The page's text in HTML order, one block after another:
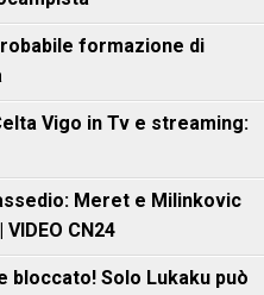
formazione di
Vigo in Tv e streaming:
Meret e Milinkovic
CN24
bloccato! Solo Lukaku può